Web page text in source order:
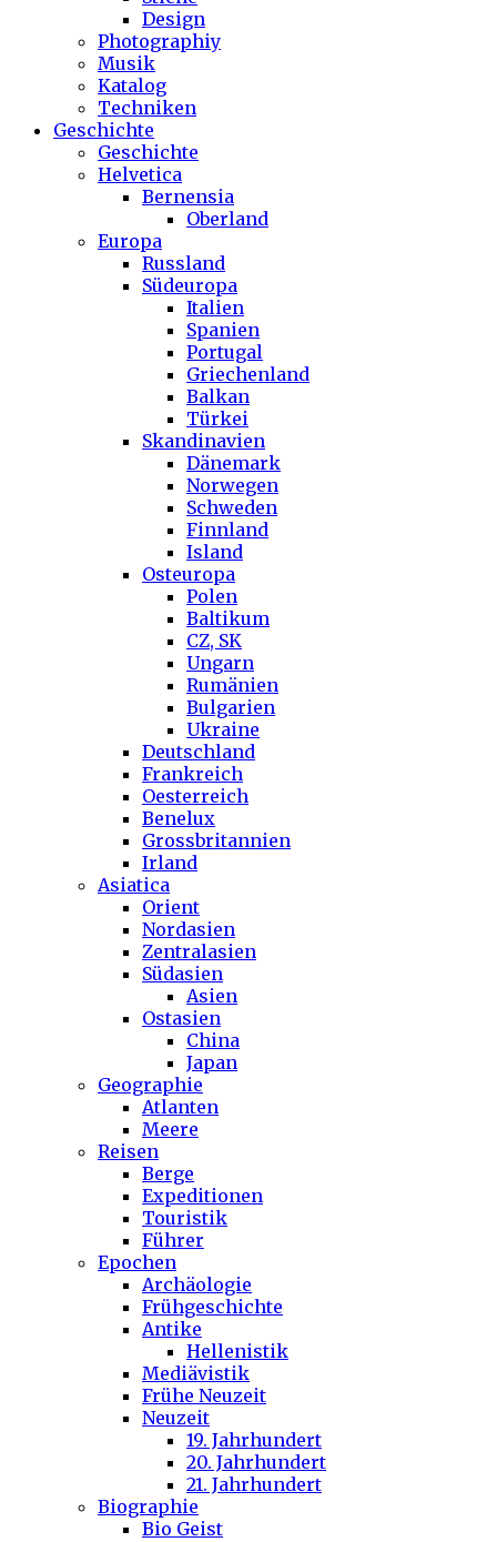
Design
Photographiy
Musik
Katalog
Techniken
Geschichte
Geschichte
Helvetica
Bernensia
Oberland
Europa
Russland
Südeuropa
Italien
Spanien
Portugal
Griechenland
Balkan
Türkei
Skandinavien
Dänemark
Norwegen
Schweden
Finnland
Island
Osteuropa
Polen
Baltikum
CZ, SK
Ungarn
Rumänien
Bulgarien
Ukraine
Deutschland
Frankreich
Oesterreich
Benelux
Grossbritannien
Irland
Asiatica
Orient
Nordasien
Zentralasien
Südasien
Asien
Ostasien
China
Japan
Geographie
Atlanten
Meere
Reisen
Berge
Expeditionen
Touristik
Führer
Epochen
Archäologie
Frühgeschichte
Antike
Hellenistik
Mediävistik
Frühe Neuzeit
Neuzeit
19. Jahrhundert
20. Jahrhundert
21. Jahrhundert
Biographie
Bio Geist